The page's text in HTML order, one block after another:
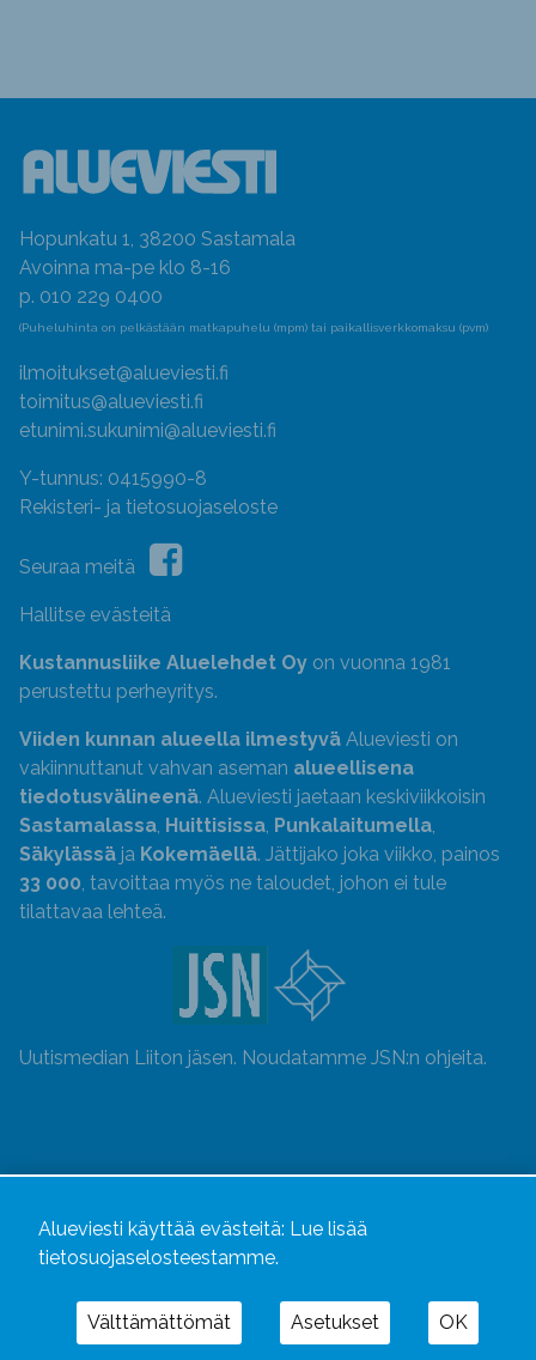
Hopunkatu 1, 38200 Sastamala
Avoinna ma-pe klo 8-16
p. 010 229 0400
(Puheluhinta on pelkästään matkapuhelu (mpm) tai paikallisverkkomaksu (pvm)
ilmoitukset@alueviesti.fi
toimitus@alueviesti.fi
etunimi.sukunimi@alueviesti.fi
Y-tunnus: 0415990-8
Rekisteri- ja tietosuojaseloste
Seuraa meitä
Hallitse evästeitä
Kustannusliike Aluelehdet Oy on vuonna 1981
perustettu perheyritys.
Viiden kunnan alueella ilmestyvä Alueviesti on
vakiinnuttanut vahvan aseman alueellisena
tiedotusvälineenä. Alueviesti jaetaan keskiviikkoisin
Sastamalassa, Huittisissa, Punkalaitumella,
Säkylässä ja Kokemäellä. Jättijako joka viikko, painos
33 000, tavoittaa myös ne taloudet, johon ei tule
tilattavaa lehteä.
Uutismedian Liiton jäsen. Noudatamme JSN:n ohjeita.
Alueviesti käyttää evästeitä: Lue lisää
tietosuojaselosteestamme.
Välttämättömät Asetukset OK